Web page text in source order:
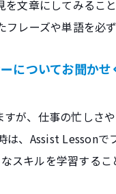
文章にしてみる
レーズや単語を
についてお聞かせ
が、仕事の忙しさ
、Assist Lesson
キルを学習するこ